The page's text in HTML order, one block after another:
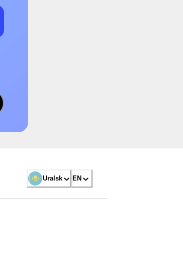
Uralsk EN